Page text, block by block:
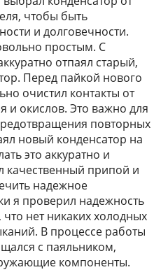
чтобы быть
и долговечности.
простым. С
отпаял старый,
Перед пайкой нового
очистил контакты от
и окислов. Это важно для
повторных
новый конденсатор на
это аккуратно и
качественный припой и
надежное
я проверил надежность
нет никаких холодных
В процессе работы
с паяльником,
компоненты.